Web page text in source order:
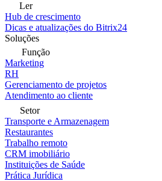
Ler
Hub de crescimento
Dicas e atualizações do Bitrix24
Soluções
Função
Marketing
RH
Gerenciamento de projetos
Atendimento ao cliente
Setor
Transporte e Armazenagem
Restaurantes
Trabalho remoto
CRM imobiliário
Instituições de Saúde
Prática Jurídica